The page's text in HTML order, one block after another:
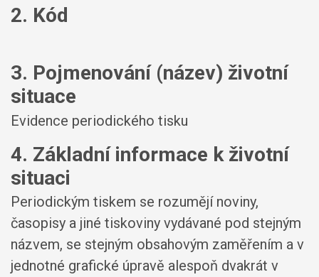
2. Kód
3. Pojmenování (název) životní
situace
Evidence periodického tisku
4. Základní informace k životní
situaci
Periodickým tiskem se rozumějí noviny,
časopisy a jiné tiskoviny vydávané pod stejným
názvem, se stejným obsahovým zaměřením a v
jednotné grafické úpravě alespoň dvakrát v